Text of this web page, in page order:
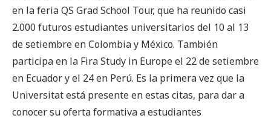
en la feria QS Grad School Tour, que ha reunido casi
2.000 futuros estudiantes universitarios del 10 al 13
de setiembre en Colombia y México. También
participa en la Fira Study in Europe el 22 de setiembre
en Ecuador y el 24 en Perú. Es la primera vez que la
Universitat está presente en estas citas, para dar a
conocer su oferta formativa a estudiantes